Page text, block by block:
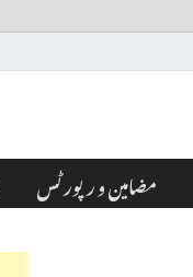
مضامین و رپورٹس